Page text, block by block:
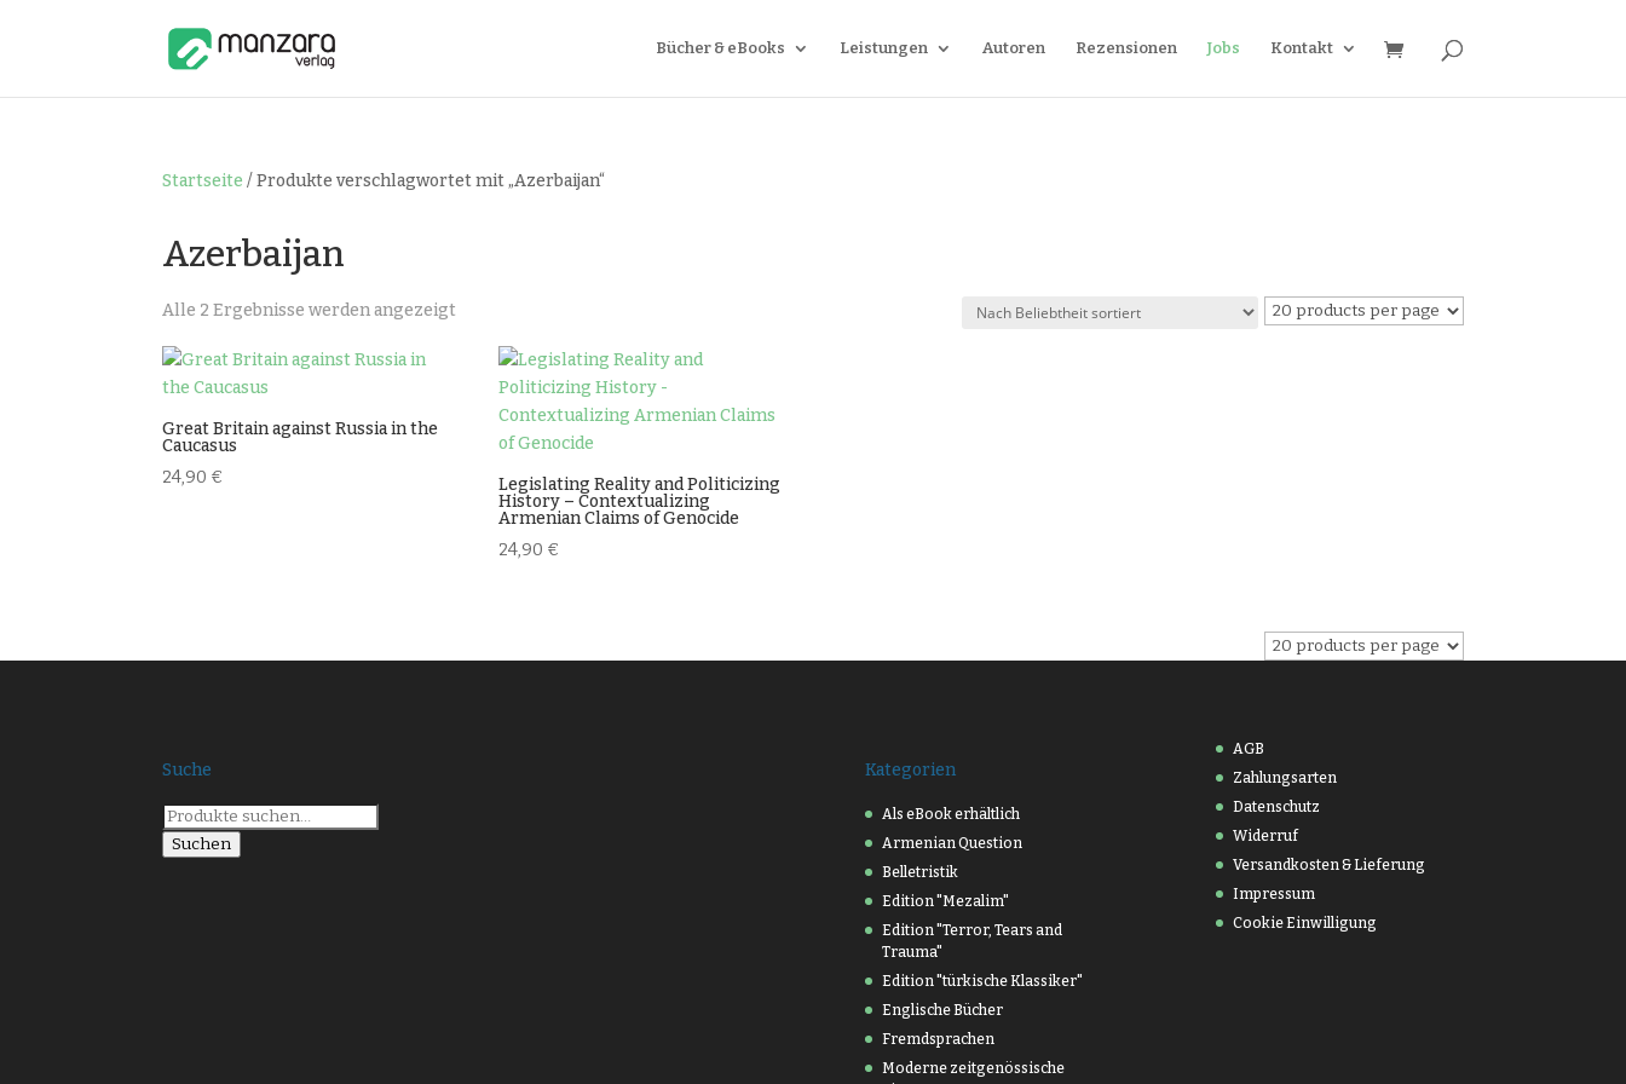
Bücher & eBooks Leistungen Autoren Rezensionen Jobs Kontakt
Startseite / Produkte verschlagwortet mit „Azerbaijan“
Azerbaijan
Alle 2 Ergebnisse werden angezeigt
sortiert
Great Britain against Russia in the
Caucasus
24,90 €
Legislating Reality and Politicizing
History – Contextualizing
Armenian Claims of Genocide
24,90 €
Suche
Suche
nach:
Suchen
Kategorien
Als eBook erhältlich
Armenian Question
Belletristik
Edition "Mezalim"
Edition "Terror, Tears and
Trauma"
Edition "türkische Klassiker"
Englische Bücher
Fremdsprachen
Moderne zeitgenössische
AGB
Zahlungsarten
Datenschutz
Widerruf
Versandkosten & Lieferung
Impressum
Cookie Einwilligung